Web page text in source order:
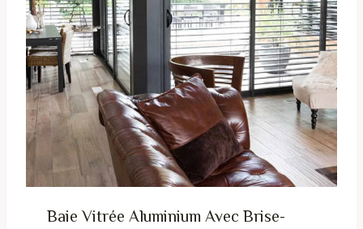
Baie Vitrée Aluminium Avec Brise-